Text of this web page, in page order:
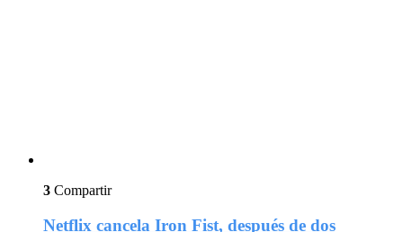
3 Compartir
Netflix cancela Iron Fist, después de dos